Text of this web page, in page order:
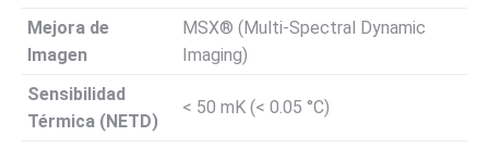
Mejora de
Imagen
MSX® (Multi-Spectral Dynamic
Imaging)
Sensibilidad
Térmica (NETD)
< 50 mK (< 0.05 °C)